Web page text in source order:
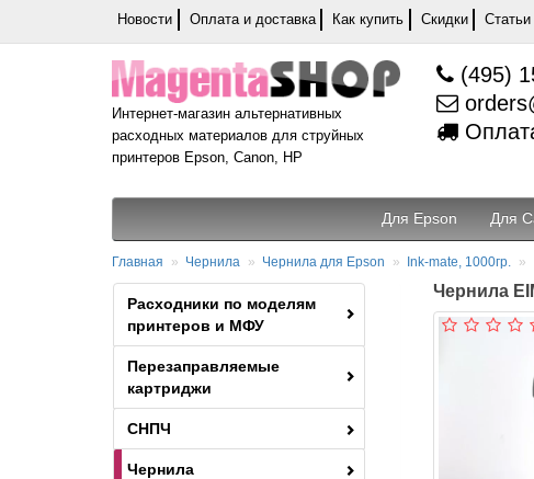
Новости Оплата и доставка Как купить Скидки Статьи
Интернет-магазин альтернативных
расходных материалов для струйных
принтеров Epson, Canon, HP
(495)
Для Epson Для
Главная Чернила Чернила для Epson Ink-mate, 1000гр.
Расходники по моделям
принтеров и МФУ
Перезаправляемые
картриджи
СНПЧ
Чернила
Чернила